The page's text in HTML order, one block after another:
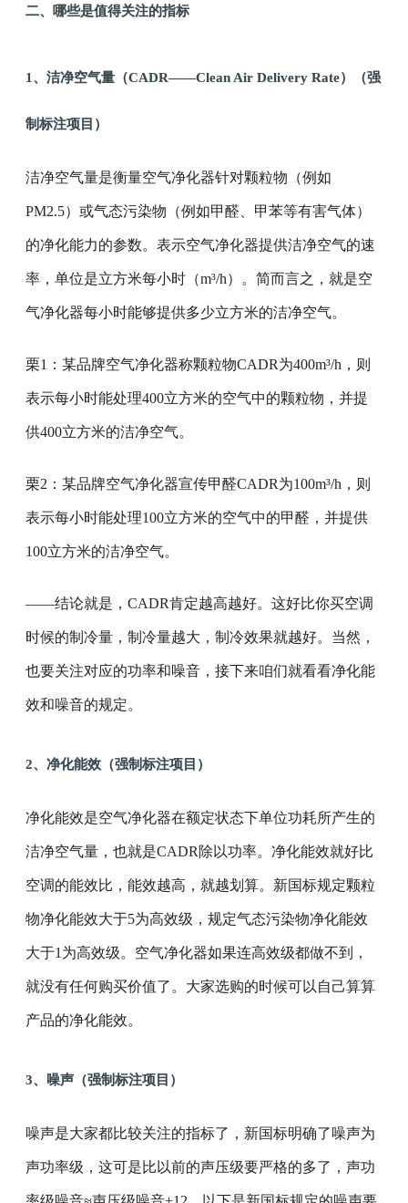
二、哪些是值得关注的指标
1、洁净空气量（CADR——Clean Air Delivery Rate）（强
制标注项目）
洁净空气量是衡量空气净化器针对颗粒物（例如
PM2.5）或气态污染物（例如甲醛、甲苯等有害气体）
的净化能力的参数。表示空气净化器提供洁净空气的速
率，单位是立方米每小时（m³/h）。简而言之，就是空
气净化器每小时能够提供多少立方米的洁净空气。
栗1：某品牌空气净化器称颗粒物CADR为400m³/h，则
表示每小时能处理400立方米的空气中的颗粒物，并提
供400立方米的洁净空气。
栗2：某品牌空气净化器宣传甲醛CADR为100m³/h，则
表示每小时能处理100立方米的空气中的甲醛，并提供
100立方米的洁净空气。
——结论就是，CADR肯定越高越好。这好比你买空调
时候的制冷量，制冷量越大，制冷效果就越好。当然，
也要关注对应的功率和噪音，接下来咱们就看看净化能
效和噪音的规定。
2、净化能效（强制标注项目）
净化能效是空气净化器在额定状态下单位功耗所产生的
洁净空气量，也就是CADR除以功率。净化能效就好比
空调的能效比，能效越高，就越划算。新国标规定颗粒
物净化能效大于5为高效级，规定气态污染物净化能效
大于1为高效级。空气净化器如果连高效级都做不到，
就没有任何购买价值了。大家选购的时候可以自己算算
产品的净化能效。
3、噪声（强制标注项目）
噪声是大家都比较关注的指标了，新国标明确了噪声为
声功率级，这可是比以前的声压级要严格的多了，声功